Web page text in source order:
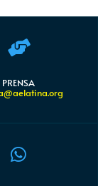

PRENSA
